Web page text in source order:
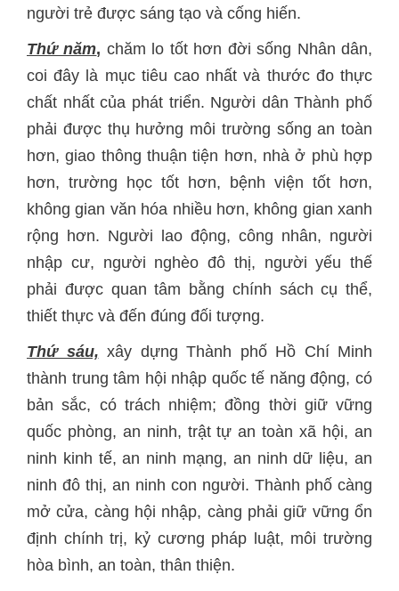
người trẻ được sáng tạo và cống hiến.
Thứ năm, chăm lo tốt hơn đời sống Nhân dân,
coi đây là mục tiêu cao nhất và thước đo thực
chất nhất của phát triển. Người dân Thành phố
phải được thụ hưởng môi trường sống an toàn
hơn, giao thông thuận tiện hơn, nhà ở phù hợp
hơn, trường học tốt hơn, bệnh viện tốt hơn,
không gian văn hóa nhiều hơn, không gian xanh
rộng hơn. Người lao động, công nhân, người
nhập cư, người nghèo đô thị, người yếu thế
phải được quan tâm bằng chính sách cụ thể,
thiết thực và đến đúng đối tượng.
Thứ sáu, xây dựng Thành phố Hồ Chí Minh
thành trung tâm hội nhập quốc tế năng động, có
bản sắc, có trách nhiệm; đồng thời giữ vững
quốc phòng, an ninh, trật tự an toàn xã hội, an
ninh kinh tế, an ninh mạng, an ninh dữ liệu, an
ninh đô thị, an ninh con người. Thành phố càng
mở cửa, càng hội nhập, càng phải giữ vững ổn
định chính trị, kỷ cương pháp luật, môi trường
hòa bình, an toàn, thân thiện.